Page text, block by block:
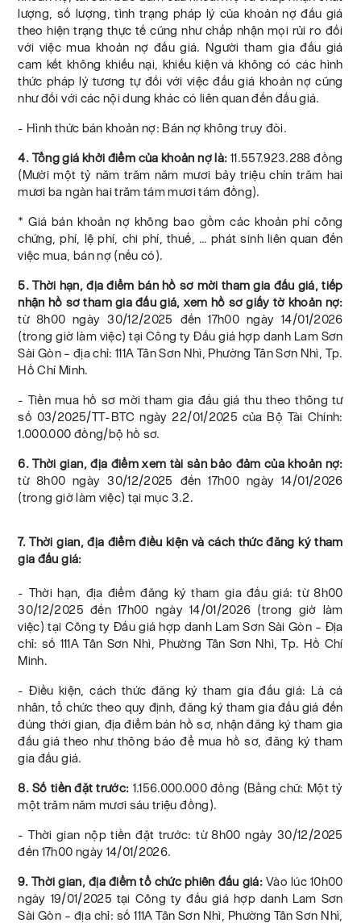
lượng, số lượng, tình trạng pháp lý của khoản nợ đấu giá
theo hiện trạng thực tế cũng như chấp nhận mọi rủi ro đối
với việc mua khoản nợ đấu giá. Người tham gia đấu giá
cam kết không khiếu nại, khiếu kiện và không có các hình
thức pháp lý tương tự đối với việc đấu giá khoản nợ cũng
như đối với các nội dung khác có liên quan đến đấu giá.
- Hình thức bán khoản nợ: Bán nợ không truy đòi.
4. Tổng giá khởi điểm của khoản nợ là: 11.557.923.288 đồng
(Mười một tỷ năm trăm năm mươi bảy triệu chín trăm hai
mươi ba ngàn hai trăm tám mươi tám đồng).
* Giá bán khoản nợ không bao gồm các khoản phí công
chứng, phí, lệ phí, chi phí, thuế, … phát sinh liên quan đến
việc mua, bán nợ (nếu có).
5. Thời hạn, địa điểm bán hồ sơ mời tham gia đấu giá, tiếp
nhận hồ sơ tham gia đấu giá, xem hồ sơ giấy tờ khoản nợ:
từ 8h00 ngày 30/12/2025 đến 17h00 ngày 14/01/2026
(trong giờ làm việc) tại Công ty Đấu giá hợp danh Lam Sơn
Sài Gòn – địa chỉ: 111A Tân Sơn Nhì, Phường Tân Sơn Nhì, Tp.
Hồ Chí Minh.
- Tiền mua hồ sơ mời tham gia đấu giá thu theo thông tư
số 03/2025/TT-BTC ngày 22/01/2025 của Bộ Tài Chính:
1.000.000 đồng/bộ hồ sơ.
6. Thời gian, địa điểm xem tài sản bảo đảm của khoản nợ:
từ 8h00 ngày 30/12/2025 đến 17h00 ngày 14/01/2026
(trong giờ làm việc) tại mục 3.2.
7. Thời gian, địa điểm điều kiện và cách thức đăng ký tham
gia đấu giá:
- Thời hạn, địa điểm đăng ký tham gia đấu giá: từ 8h00
30/12/2025 đến 17h00 ngày 14/01/2026 (trong giờ làm
việc) tại Công ty Đấu giá hợp danh Lam Sơn Sài Gòn – Địa
chỉ: số 111A Tân Sơn Nhì, Phường Tân Sơn Nhì, Tp. Hồ Chí
Minh.
- Điều kiện, cách thức đăng ký tham gia đấu giá: Là cá
nhân, tổ chức theo quy định, đăng ký tham gia đấu giá đến
đúng thời gian, địa điểm bán hồ sơ, nhận đăng ký tham gia
đấu giá theo như thông báo để mua hồ sơ, đăng ký tham
gia đấu giá.
8. Số tiền đặt trước: 1.156.000.000 đồng (Bằng chữ: Một tỷ
một trăm năm mươi sáu triệu đồng).
- Thời gian nộp tiền đặt trước: từ 8h00 ngày 30/12/2025
đến 17h00 ngày 14/01/2026.
9. Thời gian, địa điểm tổ chức phiên đấu giá: Vào lúc 10h00
ngày 19/01/2025 tại Công ty đấu giá hợp danh Lam Sơn
Sài Gòn – địa chỉ: số 111A Tân Sơn Nhì, Phường Tân Sơn Nhì,